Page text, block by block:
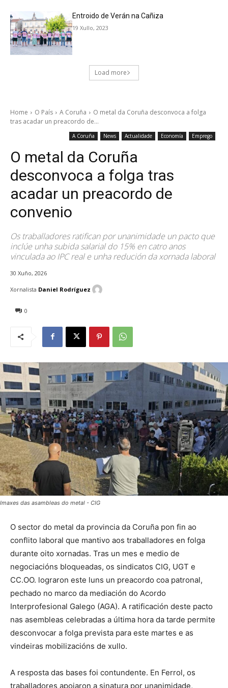
Entroido de Verán na Cañiza
19 Xullo, 2023
Load more